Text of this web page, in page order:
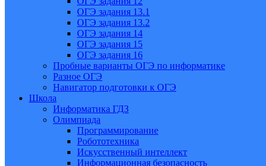
ОГЭ задания 13.1
ОГЭ задания 13.2
ОГЭ задания 14
ОГЭ задания 15
ОГЭ задания 16
Пробные варианты ОГЭ по информатике
Разное ОГЭ
Навигатор подготовки к ОГЭ
Школа
Информатика ГДЗ
Олимпиада
Программирование
Робототехника
Искусственный интеллект
Информационная безопасность